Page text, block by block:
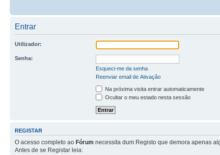
Entrar
Utilizador:
Senha:
Esqueci-me da senha
Reenviar email de Ativação
Na próxima visita entrar automaticamente
Ocultar o meu estado nesta sessão
REGISTAR
O acesso completo ao Fórum necessita dum Registo que demora apenas
Antes de se Registar leia: